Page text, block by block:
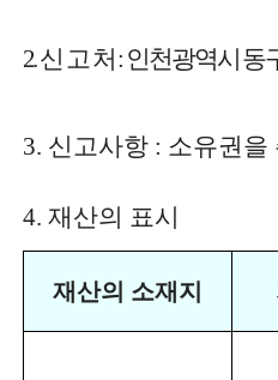
2. 신 고 처 : 인천광역시 동
3. 신고사항 : 소유권
4. 재산의 표시
재산의 소재지